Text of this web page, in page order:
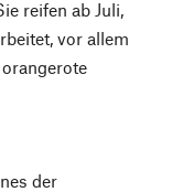
reifen ab Juli,
vor allem
der